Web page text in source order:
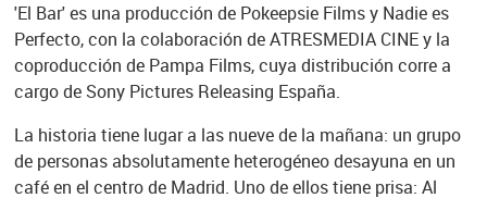
'El Bar' es una producción de Pokeepsie Films y Nadie es
Perfecto, con la colaboración de ATRESMEDIA CINE y la
coproducción de Pampa Films, cuya distribución corre a
cargo de Sony Pictures Releasing España.
La historia tiene lugar a las nueve de la mañana: un grupo
de personas absolutamente heterogéneo desayuna en un
café en el centro de Madrid. Uno de ellos tiene prisa: Al